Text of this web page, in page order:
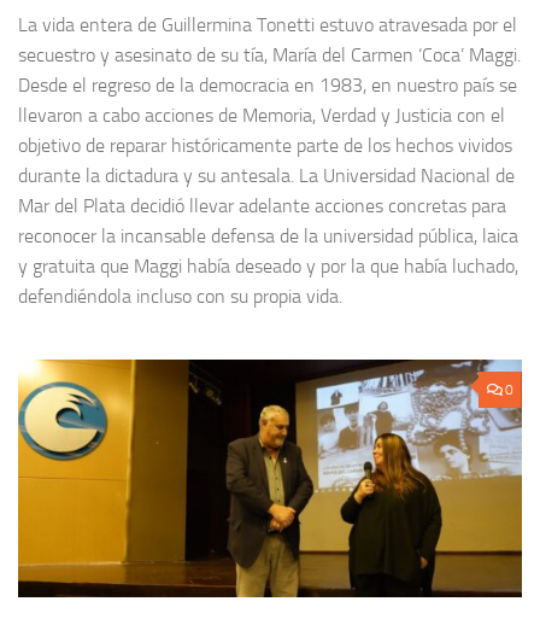
La vida entera de Guillermina Tonetti estuvo atravesada por el
secuestro y asesinato de su tía, María del Carmen ‘Coca’ Maggi.
Desde el regreso de la democracia en 1983, en nuestro país se
llevaron a cabo acciones de Memoria, Verdad y Justicia con el
objetivo de reparar históricamente parte de los hechos vividos
durante la dictadura y su antesala. La Universidad Nacional de
Mar del Plata decidió llevar adelante acciones concretas para
reconocer la incansable defensa de la universidad pública, laica
y gratuita que Maggi había deseado y por la que había luchado,
defendiéndola incluso con su propia vida.
0